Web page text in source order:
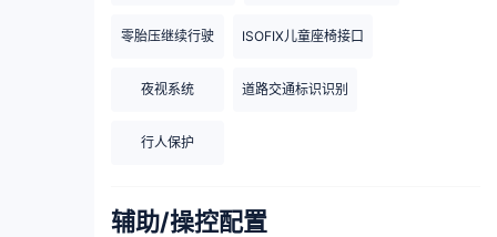
零胎压继续行驶 ISOFIX儿童座椅接口
夜视系统 道路交通标识识别
行人保护
辅助/操控配置